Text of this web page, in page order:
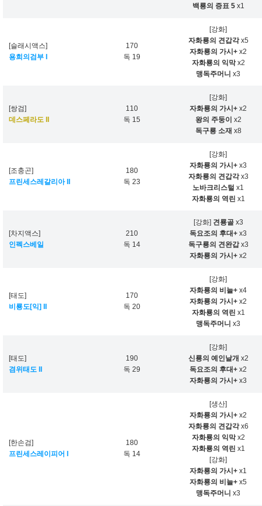
백룡의 증표 5x1
[슬래시액스]
용희의검부 I
170
독 19
[강화]
자화룡의 견갑각x5
자화룡의 가시+ x2
자화룡의 익막x2
맹독주머니 x3
[쌍검]
데스페라도 II
110
독 15
[강화]
자화룡의 가시+ x2
왕의 주둥이 x2
독구룡 소재 x8
[조충곤]
프린세스레갈리아 II
180
독 23
[강화]
자화룡의 가시+ x3
자화룡의 견갑각x3
노바크리스털 x1
자화룡의 역린 x1
[차지액스]
인펙스베일
210
독 14
[강화] 견룡골x3
독요조의 후대+ x3
독구룡의 견완갑x3
자화룡의 가시+ x2
[태도]
비룡도[익] II
170
독 20
[강화]
자화룡의 비늘+ x4
자화룡의 가시+ x2
자화룡의 역린 x1
맹독주머니 x3
[태도]
겸위태도 II
190
독 29
[강화]
신룡의 예인날개 x2
독요조의 후대+ x2
자화룡의 가시+ x3
[한손검]
프린세스레이피어 I
180
독 14
[생산]
자화룡의 가시+ x2
자화룡의 견갑각x6
자화룡의 익막x2
자화룡의 역린 x1
[강화]
자화룡의 가시+ x1
자화룡의 비늘+ x5
맹독주머니 x3